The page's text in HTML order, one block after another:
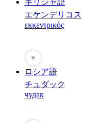
エケンデリコス
εκκεντρικός
♥
ロシア語
チュダック
чудак